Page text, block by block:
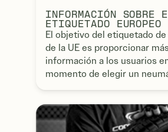
INFORMACIÓN SOBRE
ETIQUETADO EUROPEO
El objetivo del etiquetado
de la UE es proporcionar
información a los usuarios
momento de elegir un